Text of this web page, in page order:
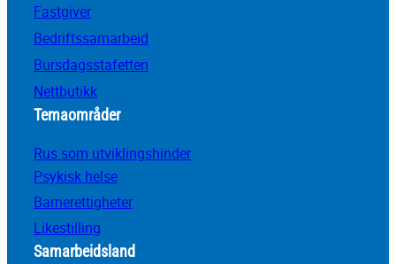
Fastgiver
Bedriftssamarbeid
Bursdagsstafetten
Nettbutikk
Temaområder
Rus som utviklingshinder
Psykisk helse
Barnerettigheter
Likestilling
Samarbeidsland